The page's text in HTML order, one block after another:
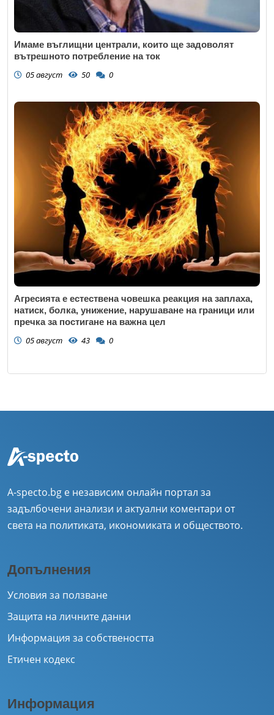
Имаме въглищни централи, които ще задоволят
вътрешното потребление на ток
05 август 50 0
Агресията е естествена човешка реакция на заплаха,
натиск, болка, унижение, нарушаване на граници или
пречка за постигане на важна цел
05 август 43 0
A-specto.bg е независим онлайн портал за
задълбочени анализи и актуални коментари от
света на политиката, икономиката и обществото.
Допълнения
Условия за ползване
Защита на личните данни
Информация за собствеността
Етичен кодекс
Информация